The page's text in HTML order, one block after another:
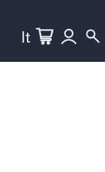
It